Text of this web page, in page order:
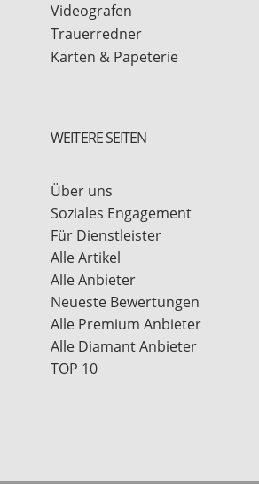
Videografen
Trauerredner
Karten & Papeterie
WEITERE SEITEN
Über uns
Soziales Engagement
Für Dienstleister
Alle Artikel
Alle Anbieter
Neueste Bewertungen
Alle Premium Anbieter
Alle Diamant Anbieter
TOP 10